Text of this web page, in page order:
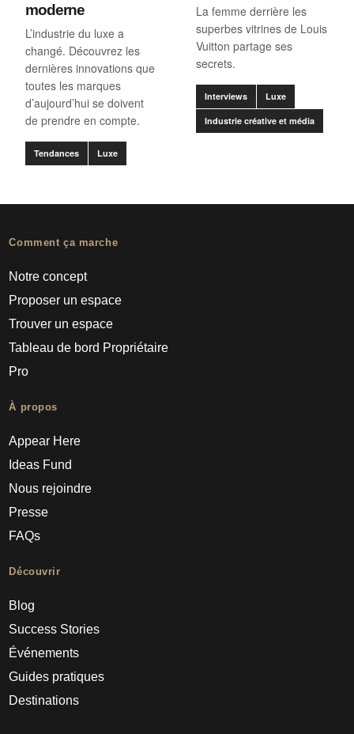
moderne
L’industrie du luxe a
changé. Découvrez les
dernières innovations que
toutes les marques
d’aujourd’hui se doivent
de prendre en compte.
Tendances Luxe
La femme derrière les
superbes vitrines de Louis
Vuitton partage ses
secrets.
Interviews Luxe
Industrie créative et média
Comment ça marche
Notre concept
Proposer un espace
Trouver un espace
Tableau de bord Propriétaire
Pro
À propos
Appear Here
Ideas Fund
Nous rejoindre
Presse
FAQs
Découvrir
Blog
Success Stories
Événements
Guides pratiques
Destinations